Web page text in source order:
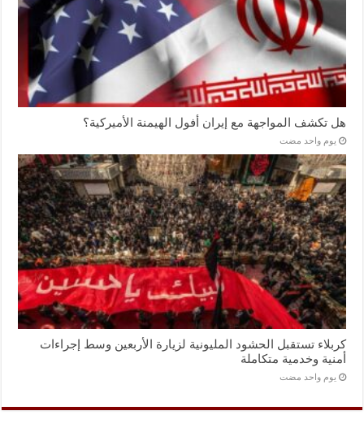
هل تكشف المواجهة مع إيران أفول الهيمنة الأميركية؟
‏يوم واحد مضت
كربلاء تستقبل الحشود المليونية لزيارة الأربعين وسط إجراءات
أمنية وخدمية متكاملة
‏يوم واحد مضت